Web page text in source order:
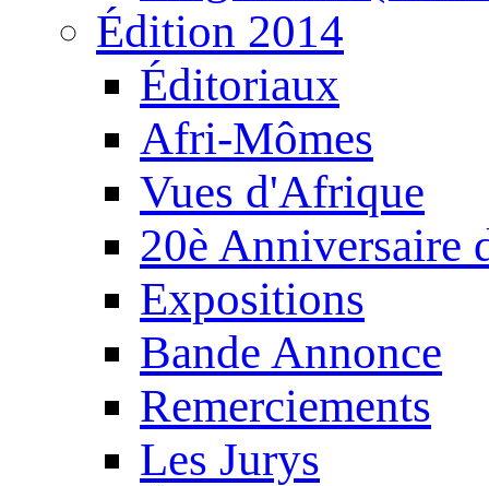
Édition 2014
Éditoriaux
Afri-Mômes
Vues d'Afrique
20è Anniversaire
Expositions
Bande Annonce
Remerciements
Les Jurys